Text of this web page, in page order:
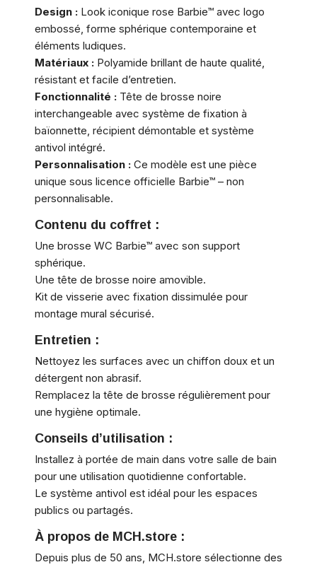
Design : Look iconique rose Barbie™ avec logo
embossé, forme sphérique contemporaine et
éléments ludiques.
Matériaux : Polyamide brillant de haute qualité,
résistant et facile d’entretien.
Fonctionnalité : Tête de brosse noire
interchangeable avec système de fixation à
baïonnette, récipient démontable et système
antivol intégré.
Personnalisation : Ce modèle est une pièce
unique sous licence officielle Barbie™ – non
personnalisable.
Contenu du coffret :
Une brosse WC Barbie™ avec son support
sphérique.
Une tête de brosse noire amovible.
Kit de visserie avec fixation dissimulée pour
montage mural sécurisé.
Entretien :
Nettoyez les surfaces avec un chiffon doux et un
détergent non abrasif.
Remplacez la tête de brosse régulièrement pour
une hygiène optimale.
Conseils d’utilisation :
Installez à portée de main dans votre salle de bain
pour une utilisation quotidienne confortable.
Le système antivol est idéal pour les espaces
publics ou partagés.
À propos de MCH.store :
Depuis plus de 50 ans, MCH.store sélectionne des